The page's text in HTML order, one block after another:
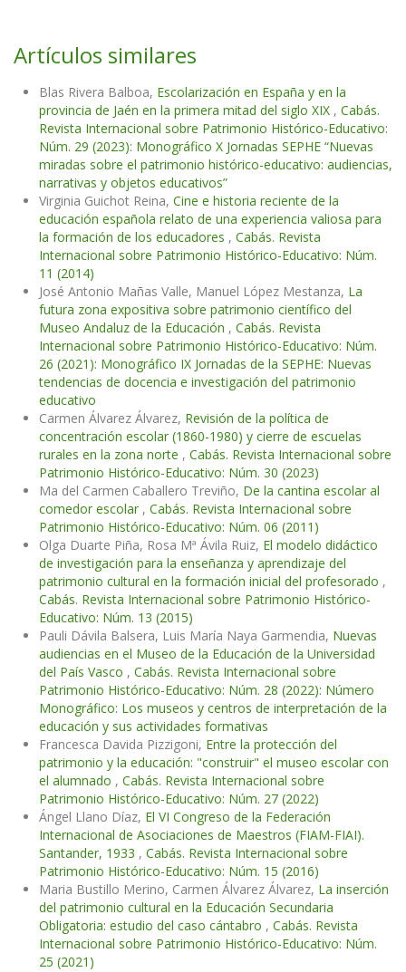
Artículos similares
Blas Rivera Balboa, Escolarización en España y en la
provincia de Jaén en la primera mitad del siglo XIX , Cabás.
Revista Internacional sobre Patrimonio Histórico-Educativo:
Núm. 29 (2023): Monográfico X Jornadas SEPHE “Nuevas
miradas sobre el patrimonio histórico-educativo: audiencias,
narrativas y objetos educativos”
Virginia Guichot Reina, Cine e historia reciente de la
educación española relato de una experiencia valiosa para
la formación de los educadores , Cabás. Revista
Internacional sobre Patrimonio Histórico-Educativo: Núm.
11 (2014)
José Antonio Mañas Valle, Manuel López Mestanza, La
futura zona expositiva sobre patrimonio científico del
Museo Andaluz de la Educación , Cabás. Revista
Internacional sobre Patrimonio Histórico-Educativo: Núm.
26 (2021): Monográfico IX Jornadas de la SEPHE: Nuevas
tendencias de docencia e investigación del patrimonio
educativo
Carmen Álvarez Álvarez, Revisión de la política de
concentración escolar (1860-1980) y cierre de escuelas
rurales en la zona norte , Cabás. Revista Internacional sobre
Patrimonio Histórico-Educativo: Núm. 30 (2023)
Ma del Carmen Caballero Treviño, De la cantina escolar al
comedor escolar , Cabás. Revista Internacional sobre
Patrimonio Histórico-Educativo: Núm. 06 (2011)
Olga Duarte Piña, Rosa Mª Ávila Ruiz, El modelo didáctico
de investigación para la enseñanza y aprendizaje del
patrimonio cultural en la formación inicial del profesorado ,
Cabás. Revista Internacional sobre Patrimonio Histórico-
Educativo: Núm. 13 (2015)
Pauli Dávila Balsera, Luis María Naya Garmendia, Nuevas
audiencias en el Museo de la Educación de la Universidad
del País Vasco , Cabás. Revista Internacional sobre
Patrimonio Histórico-Educativo: Núm. 28 (2022): Número
Monográfico: Los museos y centros de interpretación de la
educación y sus actividades formativas
Francesca Davida Pizzigoni, Entre la protección del
patrimonio y la educación: "construir" el museo escolar con
el alumnado , Cabás. Revista Internacional sobre
Patrimonio Histórico-Educativo: Núm. 27 (2022)
Ángel Llano Díaz, El VI Congreso de la Federación
Internacional de Asociaciones de Maestros (FIAM-FIAI).
Santander, 1933 , Cabás. Revista Internacional sobre
Patrimonio Histórico-Educativo: Núm. 15 (2016)
Maria Bustillo Merino, Carmen Álvarez Álvarez, La inserción
del patrimonio cultural en la Educación Secundaria
Obligatoria: estudio del caso cántabro , Cabás. Revista
Internacional sobre Patrimonio Histórico-Educativo: Núm.
25 (2021)